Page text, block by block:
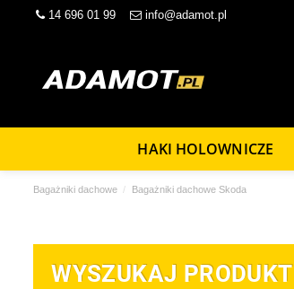
14 696 01 99 info@adamot.pl
HAKI HOLOWNICZE
Bagażniki dachowe Bagażniki dachowe Skoda
WYSZUKAJ PRODUKT